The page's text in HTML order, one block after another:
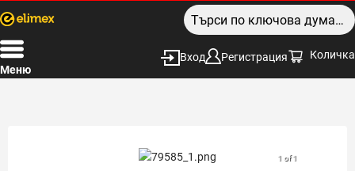
Меню
Вход Регистрация Количка
1 of 1